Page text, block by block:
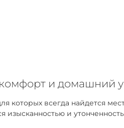
и домашний
которых всегда найдется
и